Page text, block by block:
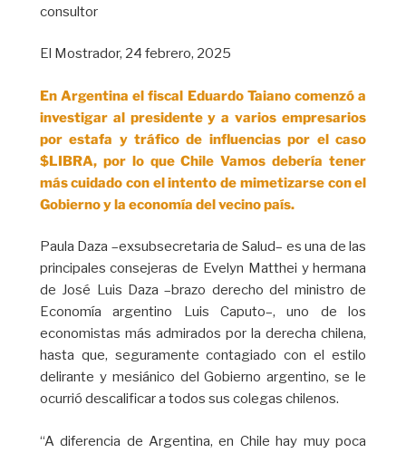
consultor
El Mostrador, 24 febrero, 2025
En Argentina el fiscal Eduardo Taiano comenzó a
investigar al presidente y a varios empresarios
por estafa y tráfico de influencias por el caso
$LIBRA, por lo que Chile Vamos debería tener
más cuidado con el intento de mimetizarse con el
Gobierno y la economía del vecino país.
Paula Daza –exsubsecretaria de Salud– es una de las
principales consejeras de Evelyn Matthei y hermana
de José Luis Daza –brazo derecho del ministro de
Economía argentino Luis Caputo–, uno de los
economistas más admirados por la derecha chilena,
hasta que, seguramente contagiado con el estilo
delirante y mesiánico del Gobierno argentino, se le
ocurrió descalificar a todos sus colegas chilenos.
“A diferencia de Argentina, en Chile hay muy poca